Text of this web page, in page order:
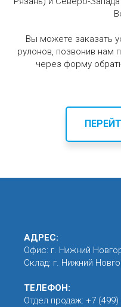
Вы можете заказать
рулонов, позвонив нам
через форму
АДРЕС:
Офис: г. Нижний
Склад: г. Нижний
ТЕЛЕФОН:
Отдел продаж: +7 (499)